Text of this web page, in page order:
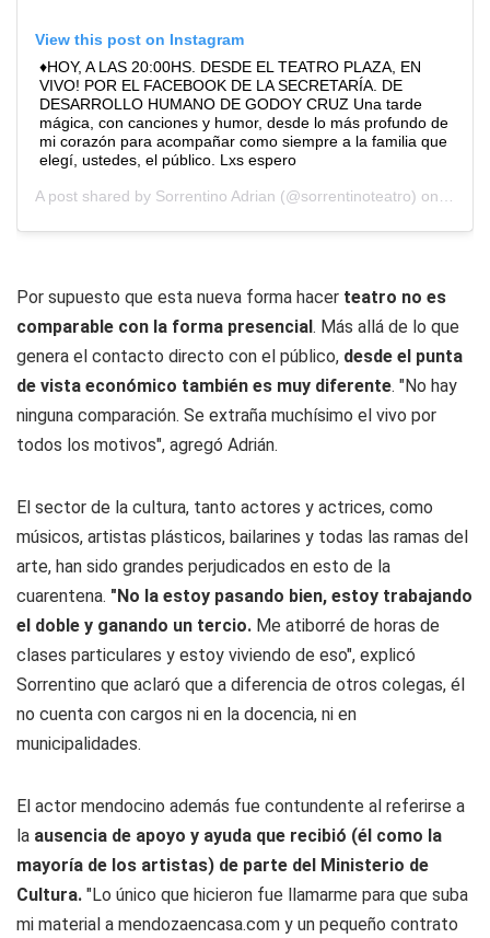
View this post on Instagram
♦️HOY, A LAS 20:00HS. DESDE EL TEATRO PLAZA, EN
VIVO! POR EL FACEBOOK DE LA SECRETARÍA. DE
DESARROLLO HUMANO DE GODOY CRUZ Una tarde
mágica, con canciones y humor, desde lo más profundo de
mi corazón para acompañar como siempre a la familia que
elegí, ustedes, el público. Lxs espero
A post shared by Sorrentino Adrian (@sorrentinoteatro) on
Por supuesto que esta nueva forma hacer teatro no es
comparable con la forma presencial. Más allá de lo que
genera el contacto directo con el público, desde el punta
de vista económico también es muy diferente. "No hay
ninguna comparación. Se extraña muchísimo el vivo por
todos los motivos", agregó Adrián.
El sector de la cultura, tanto actores y actrices, como
músicos, artistas plásticos, bailarines y todas las ramas del
arte, han sido grandes perjudicados en esto de la
cuarentena. "No la estoy pasando bien, estoy trabajando
el doble y ganando un tercio. Me atiborré de horas de
clases particulares y estoy viviendo de eso", explicó
Sorrentino que aclaró que a diferencia de otros colegas, él
no cuenta con cargos ni en la docencia, ni en
municipalidades.
El actor mendocino además fue contundente al referirse a
la ausencia de apoyo y ayuda que recibió (él como la
mayoría de los artistas) de parte del Ministerio de
Cultura. "Lo único que hicieron fue llamarme para que suba
mi material a mendozaencasa.com y un pequeño contrato